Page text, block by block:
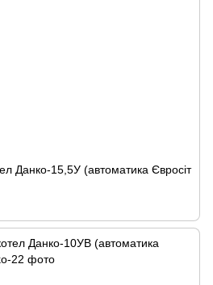
Данко-15,5У (автоматика Євросіт